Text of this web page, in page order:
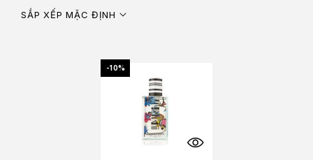
SẮP XẾP MẶC ĐỊNH
-10%